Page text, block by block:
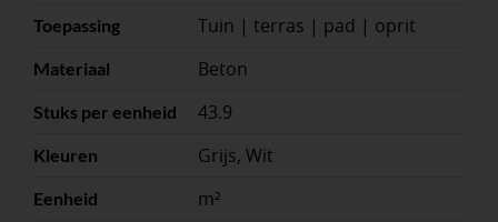
Toepassing Tuin | terras | pad | oprit
Materiaal Beton
Stuks per eenheid 43.9
Kleuren Grijs, Wit
Eenheid m²